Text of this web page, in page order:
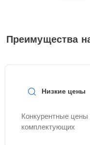
Преимущества
Низкие цены
Конкурентные
комплектующих